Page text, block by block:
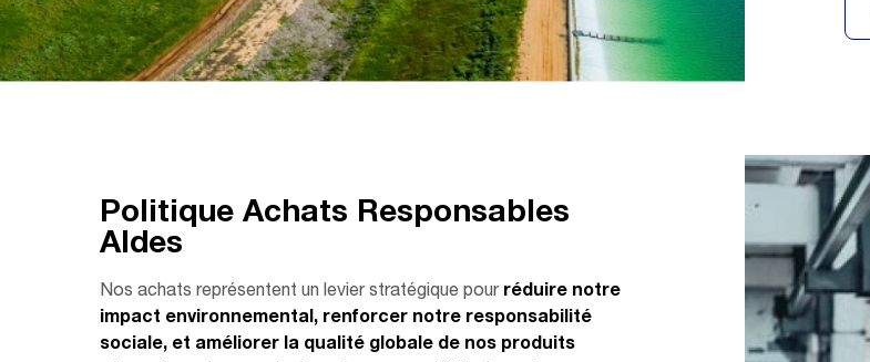
Politique Achats Responsables
Aldes
Nos achats représentent un levier stratégique pour réduire notre
impact environnemental, renforcer notre responsabilité
sociale, et améliorer la qualité globale de nos produits